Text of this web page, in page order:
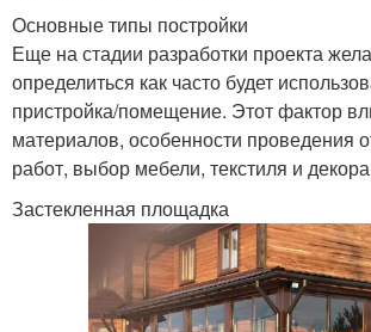
Основные типы постройки
Еще на стадии разработки проекта
определиться как часто будет
пристройка/помещение. Этот фактор
материалов, особенности проведения
работ, выбор мебели, текстиля и
Застекленная площадка